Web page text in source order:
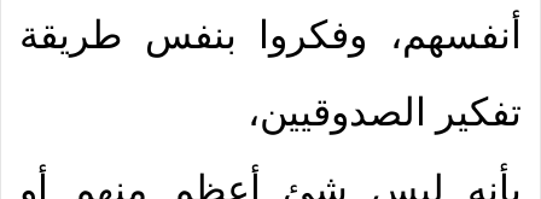
أنفسهم، وفكروا بنفس طريقة
تفكير الصدوقيين،
بأنه ليس شئ أعظم منهم أو